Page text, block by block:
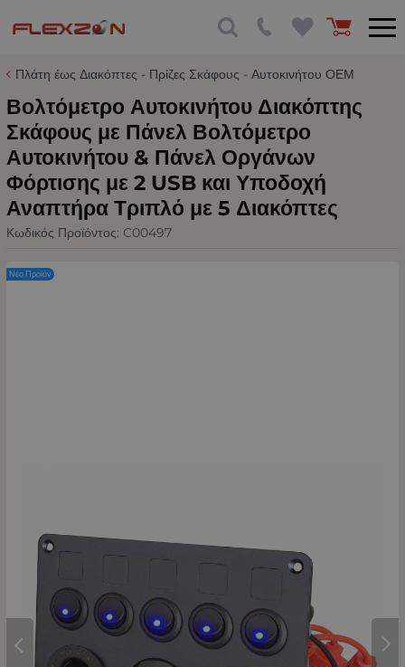
Πλάτη έως Διακόπτες - Πρίζες Σκάφους - Αυτοκινήτου ΟΕΜ
Βολτόμετρο Αυτοκινήτου Διακόπτης
Σκάφους με Πάνελ Βολτόμετρο
Αυτοκινήτου & Πάνελ Οργάνων
Φόρτισης με 2 USB και Υποδοχή
Αναπτήρα Τριπλό με 5 Διακόπτες
Κωδικός Προϊόντος: C00497
Νέο Προϊόν